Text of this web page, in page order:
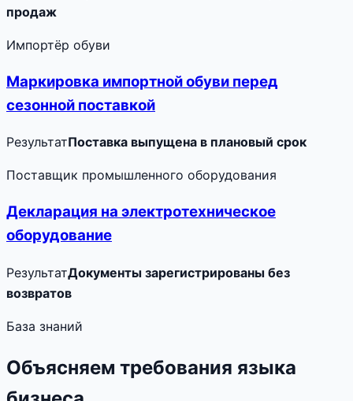
продаж
Импортёр обуви
Маркировка импортной обуви перед
сезонной поставкой
РезультатПоставка выпущена в плановый срок
Поставщик промышленного оборудования
Декларация на электротехническое
оборудование
РезультатДокументы зарегистрированы без
возвратов
База знаний
Объясняем требования языка